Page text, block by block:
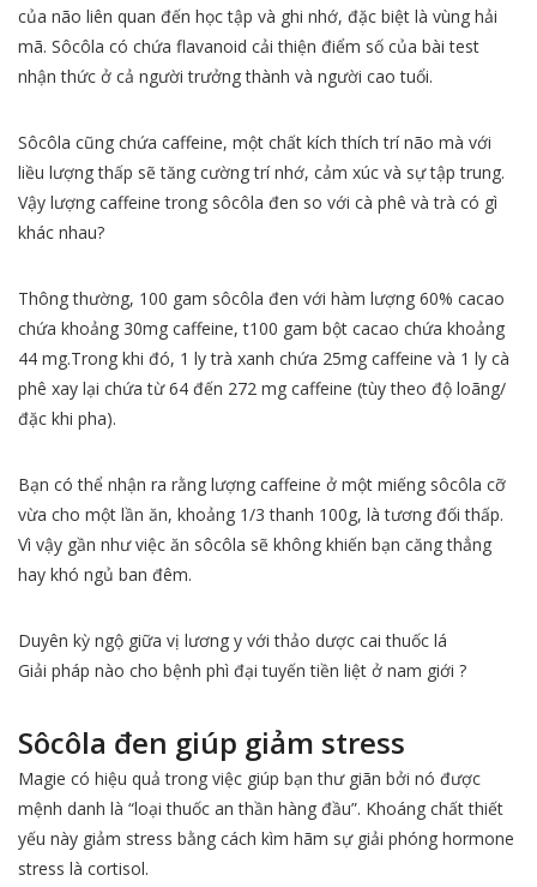
của não liên quan đến học tập và ghi nhớ, đặc biệt là vùng hải
mã. Sôcôla có chứa flavanoid cải thiện điểm số của bài test
nhận thức ở cả người trưởng thành và người cao tuổi.
Sôcôla cũng chứa caffeine, một chất kích thích trí não mà với
liều lượng thấp sẽ tăng cường trí nhớ, cảm xúc và sự tập trung.
Vậy lượng caffeine trong sôcôla đen so với cà phê và trà có gì
khác nhau?
Thông thường, 100 gam sôcôla đen với hàm lượng 60% cacao
chứa khoảng 30mg caffeine, t100 gam bột cacao chứa khoảng
44 mg.Trong khi đó, 1 ly trà xanh chứa 25mg caffeine và 1 ly cà
phê xay lại chứa từ 64 đến 272 mg caffeine (tùy theo độ loãng/
đặc khi pha).
Bạn có thể nhận ra rằng lượng caffeine ở một miếng sôcôla cỡ
vừa cho một lần ăn, khoảng 1/3 thanh 100g, là tương đối thấp.
Vì vậy gần như việc ăn sôcôla sẽ không khiến bạn căng thẳng
hay khó ngủ ban đêm.
Duyên kỳ ngộ giữa vị lương y với thảo dược cai thuốc lá
Giải pháp nào cho bệnh phì đại tuyến tiền liệt ở nam giới ?
Sôcôla đen giúp giảm stress
Magie có hiệu quả trong việc giúp bạn thư giãn bởi nó được
mệnh danh là “loại thuốc an thần hàng đầu”. Khoáng chất thiết
yếu này giảm stress bằng cách kìm hãm sự giải phóng hormone
stress là cortisol.